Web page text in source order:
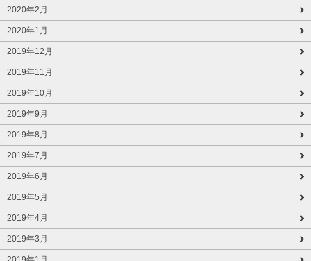
2020年2月
2020年1月
2019年12月
2019年11月
2019年10月
2019年9月
2019年8月
2019年7月
2019年6月
2019年5月
2019年4月
2019年3月